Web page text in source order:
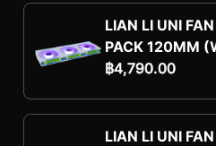
LIAN LI UNI
PACK 120MM
฿4,790.00
LIAN LI UNI